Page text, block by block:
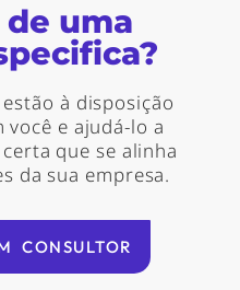
uma
à disposição
e ajudá-lo a
que se alinha
da sua empresa.
CONSULTOR